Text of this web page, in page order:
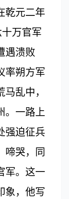
乾元二年
十万官军
遇溃败
率朔方军
乱中，
。一路上
强迫征兵
啼哭，同
军。这一
象，他写